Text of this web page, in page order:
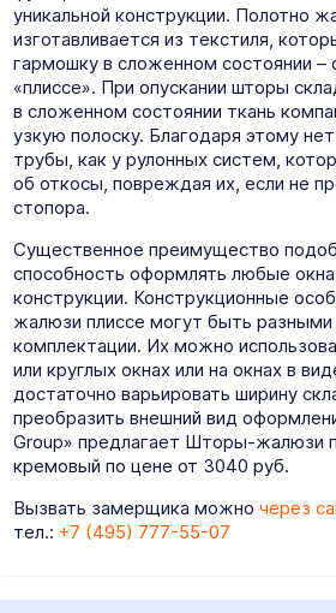
уникальной конструкции. Полотно
изготавливается из текстиля,
гармошку в сложенном состоянии –
«плиссе». При опускании шторы
в сложенном состоянии ткань
узкую полоску. Благодаря этому
трубы, как у рулонных систем,
об откосы, повреждая их, если не
стопора.
Существенное преимущество
способность оформлять любые
конструкции. Конструкционные
жалюзи плиссе могут быть разными
комплектации. Их можно
или круглых окнах или на окнах в
достаточно варьировать ширину
преобразить внешний вид
Group» предлагает Шторы-жалюзи
кремовый по цене от 3040 руб.
Вызвать замерщика можно через
тел.: +7 (495) 777-55-07